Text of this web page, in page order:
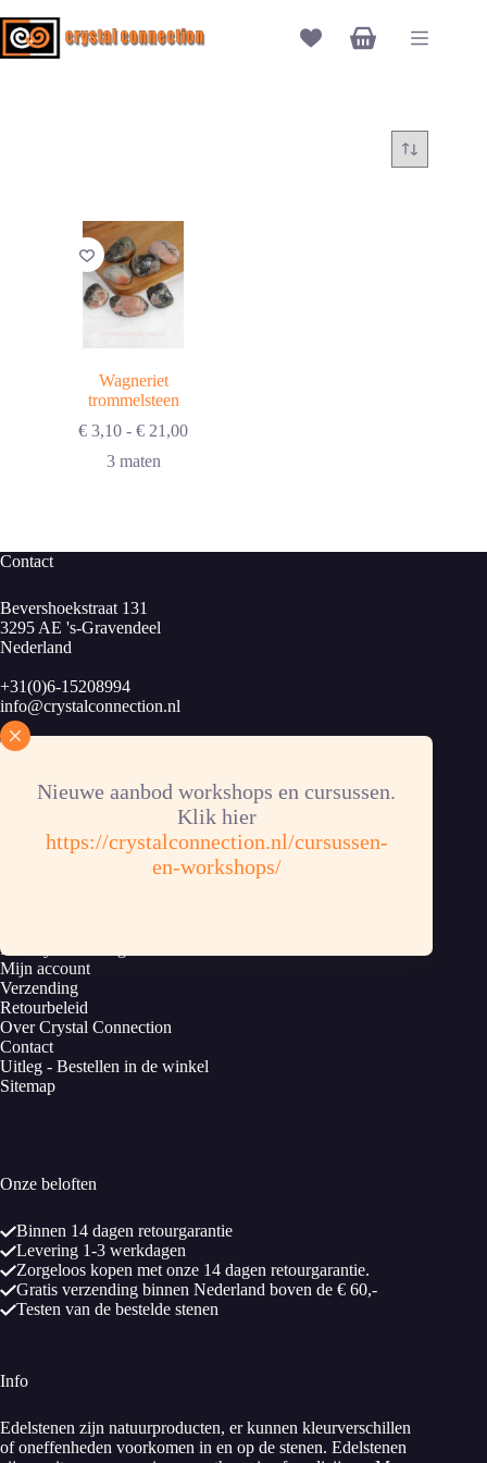
naar
de
Nieuwe aanbod workshops en cursussen.
Klik hier
https://crystalconnection.nl/cursussen-
en-workshops/
Winkelwagen
Wagneriet
trommelsteen
€ 3,10 - € 21,00Prijsklasse:
3 maten
Contact
Bevershoekstraat 131
3295 AE 's-Gravendeel
Nederland
+31(0)6-15208994
info@crystalconnection.nl
KvK: 83913424
Bankrekening: NL62RABO 0372358853
Privacy verklaring
Mijn account
Verzending
Retourbeleid
Over Crystal Connection
Contact
Uitleg - Bestellen in de winkel
Sitemap
Onze beloften
Binnen 14 dagen retourgarantie
Levering 1-3 werkdagen
Zorgeloos kopen met onze 14 dagen retourgarantie.
Gratis verzending binnen Nederland boven de € 60,-
Testen van de bestelde stenen
Info
Edelstenen zijn natuurproducten, er kunnen kleurverschillen
of oneffenheden voorkomen in en op de stenen. Edelstenen